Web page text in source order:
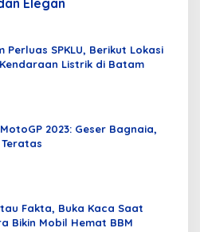
Perluas SPKLU, Berikut Lokasi
Listrik di Batam
2023: Geser Bagnaia,
Fakta, Buka Kaca Saat
Bikin Mobil Hemat BBM